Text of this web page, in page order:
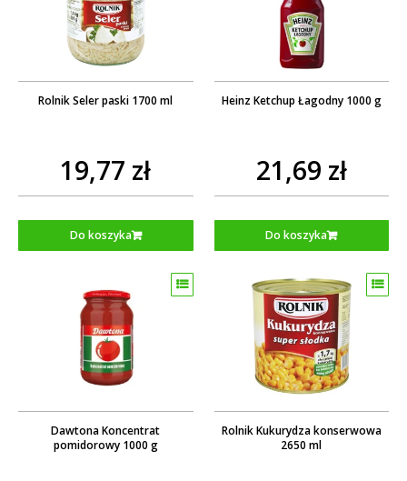
Rolnik Seler paski 1700 ml
19,77 zł
Do koszyka
Heinz Ketchup Łagodny 1000 g
21,69 zł
Do koszyka
Dawtona Koncentrat
pomidorowy 1000 g
Rolnik Kukurydza konserwowa
2650 ml